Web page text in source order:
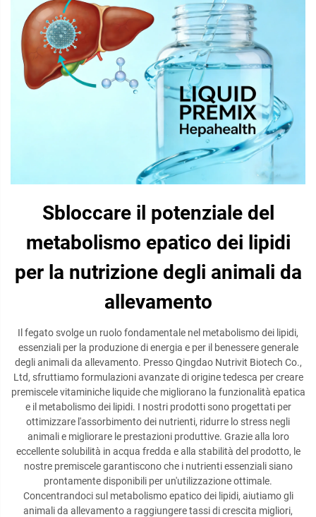
Sbloccare il potenziale del
metabolismo epatico dei lipidi
per la nutrizione degli animali da
allevamento
Il fegato svolge un ruolo fondamentale nel metabolismo dei lipidi,
essenziali per la produzione di energia e per il benessere generale
degli animali da allevamento. Presso Qingdao Nutrivit Biotech Co.,
Ltd, sfruttiamo formulazioni avanzate di origine tedesca per creare
premiscele vitaminiche liquide che migliorano la funzionalità epatica
e il metabolismo dei lipidi. I nostri prodotti sono progettati per
ottimizzare l'assorbimento dei nutrienti, ridurre lo stress negli
animali e migliorare le prestazioni produttive. Grazie alla loro
eccellente solubilità in acqua fredda e alla stabilità del prodotto, le
nostre premiscele garantiscono che i nutrienti essenziali siano
prontamente disponibili per un'utilizzazione ottimale.
Concentrandoci sul metabolismo epatico dei lipidi, aiutiamo gli
animali da allevamento a raggiungere tassi di crescita migliori,